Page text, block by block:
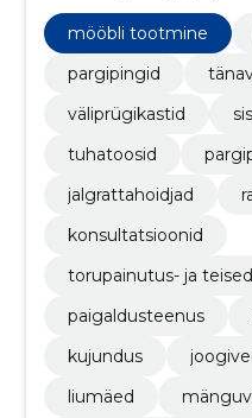
mööbli tootmine
pargipingid
väliprügikastid
tuhatoosid
jalgrattahoidjad
konsultatsioonid
torupainutus- ja
paigaldusteenus
kujundus
liumäed